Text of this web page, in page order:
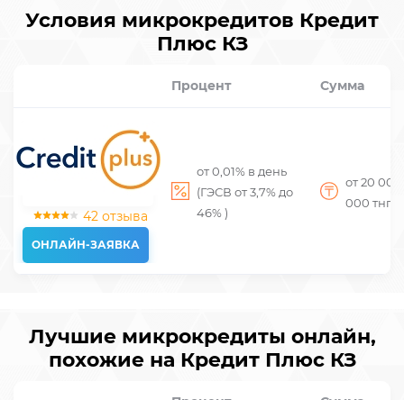
Условия микрокредитов Кредит
Плюс КЗ
Процент Сумма
42 отзыва
ОНЛАЙН-ЗАЯВКА
от 0,01% в день
(ГЭСВ от 3,7% до
46% )
от 20 000
000 тнг
Лучшие микрокредиты онлайн,
похожие на Кредит Плюс КЗ